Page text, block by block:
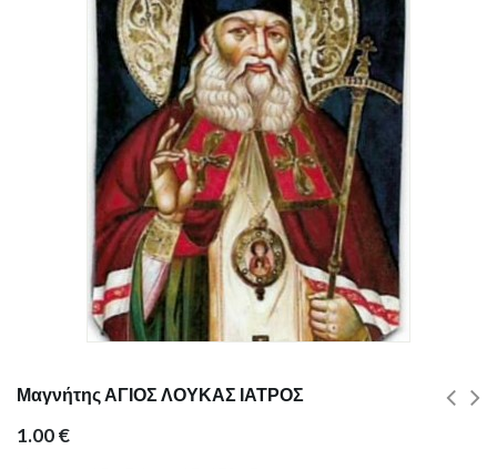
Μαγνήτης ΑΓΙΟΣ ΛΟΥΚΑΣ ΙΑΤΡΟΣ
1.00€